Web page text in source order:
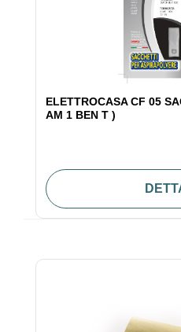
ELETTROCASA CF 05
AM 1 BEN T )